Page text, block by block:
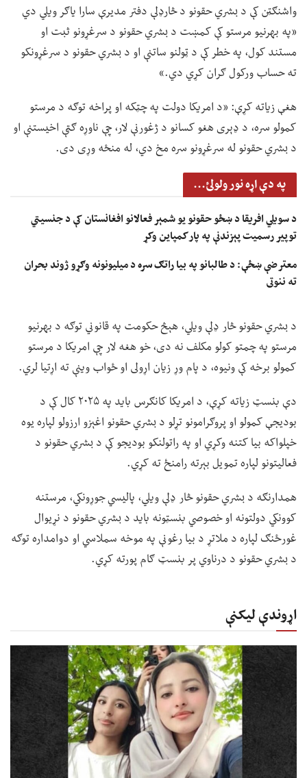
واشنګټن کې د بشري حقونو د څارډلې دفتر مدیرې سارا یاګر ویلي دي
«په بهرنیو مرستو کې کمښت د بشري حقونو د سرغړونو ثبت او
مستند کول، په خطر کې د ټولنو ساتنې او د بشري حقونو د سرغړونکو
ته حساب ورکول ګران کړي دي.»
هغې زیاته کړې: «د امریکا دولت په چټکه او پراخه توګه د مرستو
کمولو سره، د ډېری هغو کسانو د ژغورنې لار، چې ناوړه ګټې اخیستنې او
د بشري حقونو له سرغړونو سره مخ دي، له منځه وړی دی.
په دې اړه نور ولولئ...
د سویلي افریقا د ښځو حقونو یو شمېر فعالانو افغانستان کې د جنسیتي
توپیر رسمیت پېزندنې په پار کمپاین وکړ
معترضې ښځې: د طالبانو په بیا راتګ سره د میلیونونه وګړو ژوند بحران
ته ننوتی
د بشري حقونو څار ډلې ویلي، هېڅ حکومت په قانوني توګه د بهرنیو
مرستو په چمتو کولو مکلف نه دی، خو هغه لار چې امریکا د مرستو
کمولو برخه کې ونیوه، د پام وړ زیان اړولی او ځواب وینې ته اړتیا لري.
دې بنسټ زیاته کړې، د امریکا کانګرس باید په ۲۰۲۵ کال کې د
بودیجې کمولو او پروګرامونو تړلو د بشري حقونو اغېزو ارزولو لپاره یوه
خپلواکه بیا کتنه وکړي او په راتولنکو بودیجو کې د بشري حقونو د
فعالیتونو لپاره تمویل بېرته رامنځ ته کړي.
همدارنګه د بشري حقونو څار ډلې ویلي، پالیسي جوړونکي، مرستنه
کوونکي دولتونه او خصوصي بنسټونه باید د بشري حقونو د نړیوال
غورځنګ لپاره د ملاتړ د بیا رغونې په موخه سملاسي او دوامداره توګه
د بشري حقونو د درناوي پر بنسټ ګام پورته کړي.
اړوندې لیکنې